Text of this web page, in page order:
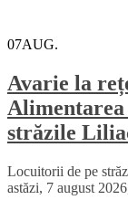
07AUG.
Avarie la
străzile
Locuitorii de pe
astăzi, 7 august